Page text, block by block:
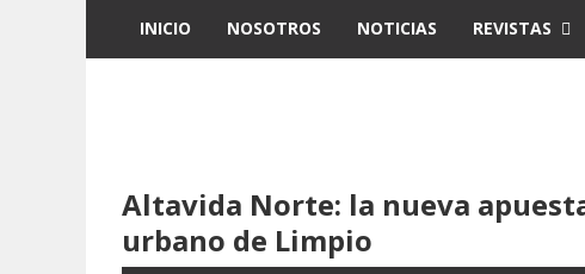
INICIO NOSOTROS NOTICIAS REVISTAS
Altavida Norte: la nueva
urbano de Limpio